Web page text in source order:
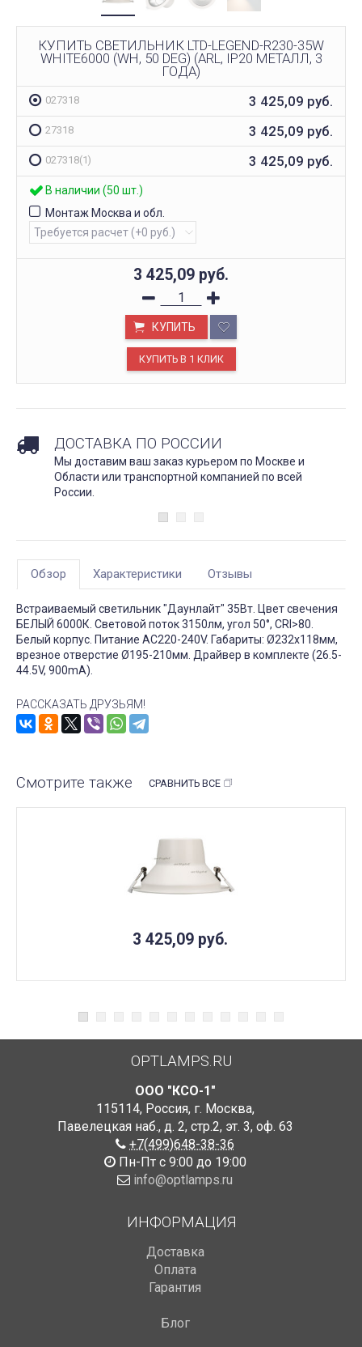
КУПИТЬ СВЕТИЛЬНИК LTD-LEGEND-R230-35W
WHITE6000 (WH, 50 DEG) (ARL, IP20 МЕТАЛЛ, 3
ГОДА)
027318 3 425,09 руб.
27318 3 425,09 руб.
027318(1) 3 425,09 руб.
В наличии (50 шт.)
Монтаж Москва и обл.
3 425,09 руб.
КУПИТЬ
ДОСТАВКА ПО РОССИИ
Мы доставим ваш заказ курьером по Москве и
Области или транспортной компанией по всей
России.
Обзор Характеристики Отзывы
Встраиваемый светильник "Даунлайт" 35Вт. Цвет свечения
БЕЛЫЙ 6000К. Световой поток 3150лм, угол 50°, CRI>80.
Белый корпус. Питание AC220-240V. Габариты: Ø232х118мм,
врезное отверстие Ø195-210мм. Драйвер в комплекте (26.5-
44.5V, 900mA).
РАССКАЗАТЬ ДРУЗЬЯМ!
Смотрите также СРАВНИТЬ ВСЕ
3 425,09 руб.
OPTLAMPS.RU
ООО "КСО-1"
115114, Россия, г. Москва,
Павелецкая наб., д. 2, стр.2, эт. 3, оф. 63
+7(499)648-38-36
Пн-Пт с 9:00 до 19:00
info@optlamps.ru
ИНФОРМАЦИЯ
Доставка
Оплата
Гарантия
Блог